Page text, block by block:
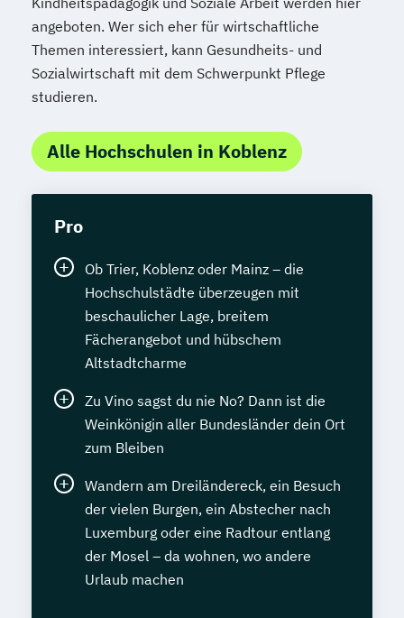
angeboten. Wer sich eher für wirtschaftliche
Themen interessiert, kann Gesundheits- und
Sozialwirtschaft mit dem Schwerpunkt Pflege
studieren.
Alle Hochschulen in Koblenz
Pro
Ob Trier, Koblenz oder Mainz – die
Hochschulstädte überzeugen mit
beschaulicher Lage, breitem
Fächerangebot und hübschem
Altstadtcharme
Zu Vino sagst du nie No? Dann ist die
Weinkönigin aller Bundesländer dein Ort
zum Bleiben
Wandern am Dreiländereck, ein Besuch
der vielen Burgen, ein Abstecher nach
Luxemburg oder eine Radtour entlang
der Mosel – da wohnen, wo andere
Urlaub machen